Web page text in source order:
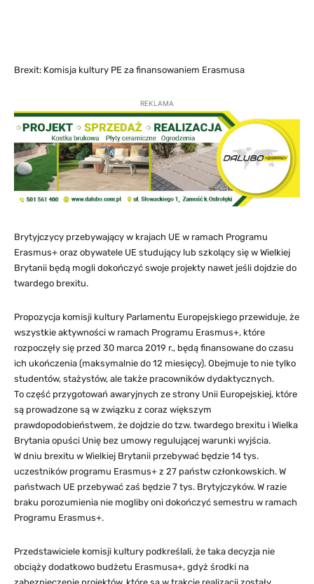
Brexit: Komisja kultury PE za finansowaniem Erasmusa
REKLAMA
Brytyjczycy przebywający w krajach UE w ramach Programu
Erasmus+ oraz obywatele UE studujący lub szkolący się w Wielkiej
Brytanii będą mogli dokończyć swoje projekty nawet jeśli dojdzie do
twardego brexitu.
Propozycja komisji kultury Parlamentu Europejskiego przewiduje, że
wszystkie aktywności w ramach Programu Erasmus+, które
rozpoczęły się przed 30 marca 2019 r., będą finansowane do czasu
ich ukończenia (maksymalnie do 12 miesięcy). Obejmuje to nie tylko
studentów, stażystów, ale także pracowników dydaktycznych.
To część przygotowań awaryjnych ze strony Unii Europejskiej, które
są prowadzone są w związku z coraz większym
prawdopodobieństwem, że dojdzie do tzw. twardego brexitu i Wielka
Brytania opuści Unię bez umowy regulującej warunki wyjścia.
W dniu brexitu w Wielkiej Brytanii przebywać będzie 14 tys.
uczestników programu Erasmus+ z 27 państw członkowskich. W
państwach UE przebywać zaś będzie 7 tys. Brytyjczyków. W razie
braku porozumienia nie mogliby oni dokończyć semestru w ramach
Programu Erasmus+.
Przedstawiciele komisji kultury podkreślali, że taka decyzja nie
obciąży dodatkowo budżetu Erasmusa+, gdyż środki na